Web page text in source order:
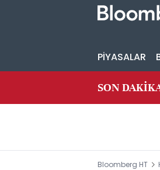
PİYASALAR
SON
Bloomberg HT